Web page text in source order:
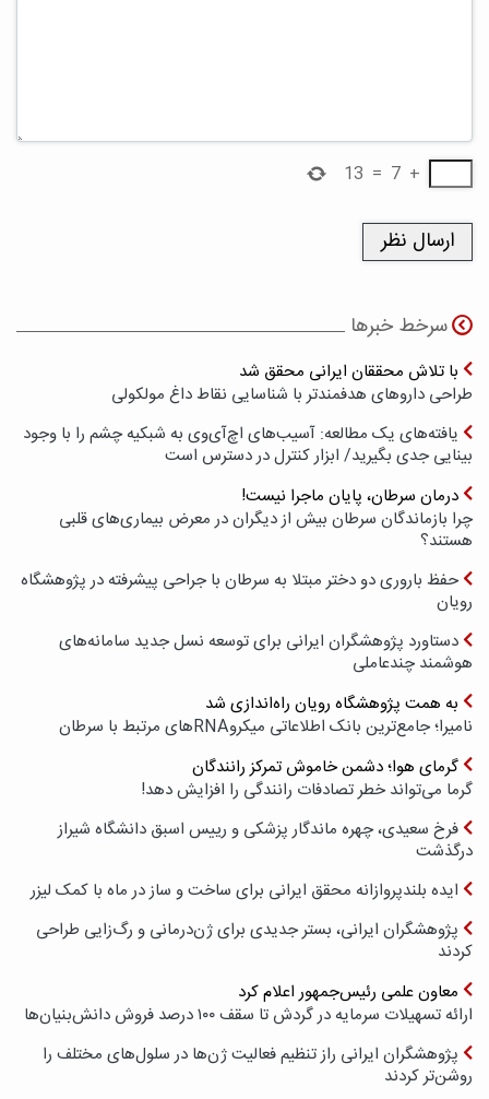
+
7
=
13
سرخط خبرها
با تلاش محققان ایرانی محقق شد
طراحی داروهای هدفمندتر با شناسایی نقاط داغ مولکولی
یافته‌های یک مطالعه: آسیب‌های اچ‌آی‌وی به شبکیه چشم را با وجود
بینایی جدی بگیرید/ ابزار کنترل در دسترس است
درمان سرطان، پایان ماجرا نیست!
چرا بازماندگان سرطان بیش از دیگران در معرض بیماری‌های قلبی
هستند؟
حفظ باروری دو دختر مبتلا به سرطان با جراحی پیشرفته در پژوهشگاه
رویان
دستاورد پژوهشگران ایرانی برای توسعه نسل جدید سامانه‌های
هوشمند چندعاملی
به همت پژوهشگاه رویان راه‌اندازی شد
نامیرا؛ جامع‌ترین بانک اطلاعاتی میکروRNAهای مرتبط با سرطان
گرمای هوا؛ دشمن خاموش تمرکز رانندگان
گرما می‌تواند خطر تصادفات رانندگی را افزایش دهد!
فرخ سعیدی، چهره ماندگار پزشکی و رییس اسبق دانشگاه شیراز
درگذشت
ایده بلندپروازانه محقق ایرانی برای ساخت و ساز در ماه با کمک لیزر
پژوهشگران ایرانی، بستر جدیدی برای ژن‌درمانی و رگ‌زایی طراحی
کردند
معاون علمی رئیس‌جمهور اعلام کرد
ارائه تسهیلات سرمایه در گردش تا سقف ۱۰۰ درصد فروش دانش‌بنیان‌ها
پژوهشگران ایرانی راز تنظیم فعالیت ژن‌ها در سلول‌های مختلف را
روشن‌تر کردند